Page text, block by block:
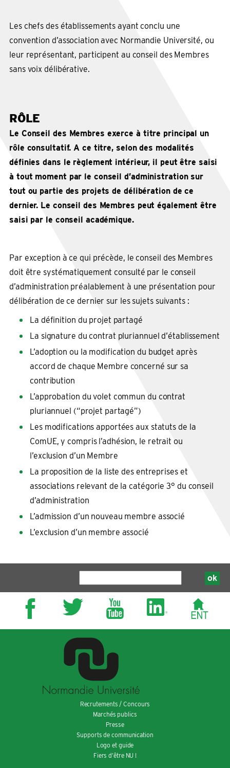
Les chefs des établissements ayant conclu une
convention d’association avec Normandie Université, ou
leur représentant, participent au conseil des Membres
sans voix délibérative.
RÔLE
Le Conseil des Membres exerce à titre principal un
rôle consultatif. A ce titre, selon des modalités
définies dans le règlement intérieur, il peut être saisi
à tout moment par le conseil d’administration sur
tout ou partie des projets de délibération de ce
dernier. Le conseil des Membres peut également être
saisi par le conseil académique.
Par exception à ce qui précède, le conseil des Membres
doit être systématiquement consulté par le conseil
d’administration préalablement à une présentation pour
délibération de ce dernier sur les sujets suivants :
La définition du projet partagé
La signature du contrat pluriannuel d’établissement
L’adoption ou la modification du budget après
accord de chaque Membre concerné sur sa
contribution
L’approbation du volet commun du contrat
pluriannuel (“projet partagé”)
Les modifications apportées aux statuts de la
ComUE, y compris l’adhésion, le retrait ou
l’exclusion d’un Membre
La proposition de la liste des entreprises et
associations relevant de la catégorie 3° du conseil
d’administration
L’admission d’un nouveau membre associé
L’exclusion d’un membre associé
Recrutements / Concours
Marchés publics
Presse
Supports de communication
Logo et guide
Fiers d’être NU !